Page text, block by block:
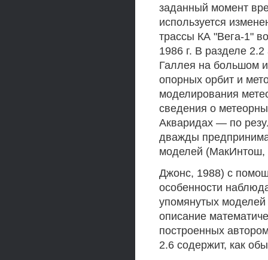
заданный момент
используется
трассы КА "Вега-1"
1986 г. В разделе
Галлея на большом
опорных орбит и
моделирования
сведения о
Акваридах — по
дважды
моделей
Джонс, 1988) с
особенности
упомянутых
описание
построенных
2.6 содержит, как